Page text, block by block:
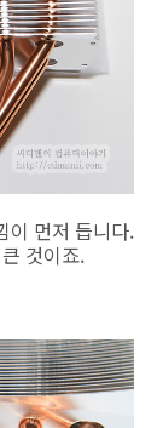
이 먼저 듭니다.
것이죠.